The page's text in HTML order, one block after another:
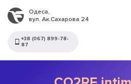
Одеса,
вул. Ак.Сахарова 24
+38 (067) 899-78-
87